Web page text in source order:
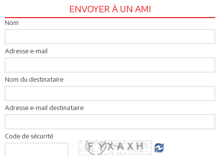
ENVOYER À UN AMI
Nom
Adresse e-mail
Nom du destinataire
Adresse e-mail destinataire
Code de sécurité